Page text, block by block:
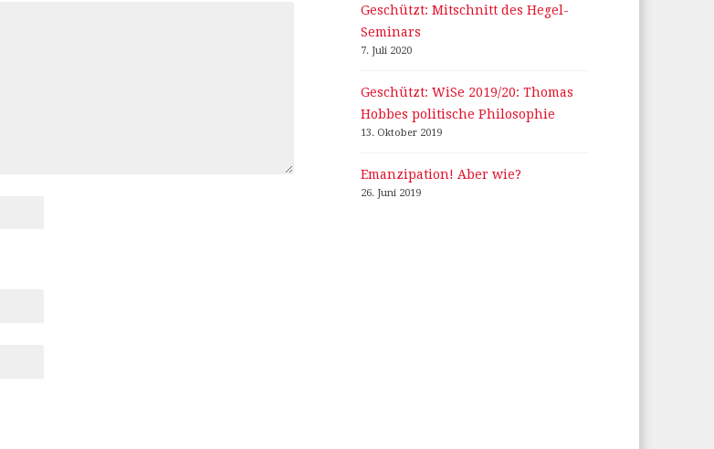
Geschützt: Mitschnitt des Hegel-
Seminars
7. Juli 2020
Geschützt: WiSe 2019/20: Thomas
Hobbes politische Philosophie
13. Oktober 2019
Emanzipation! Aber wie?
26. Juni 2019